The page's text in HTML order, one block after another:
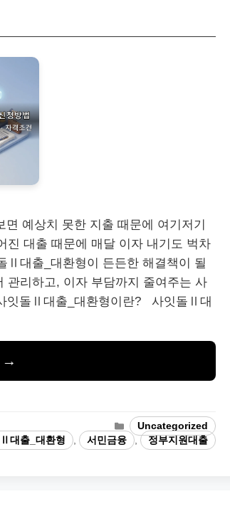
예상치 못한 지출 때문에 여기저기
진 대출 때문에 매달 이자 내기도 벅차
Ⅱ대출_대환형이 든든한 해결책이 될
관리하고, 이자 부담까지 줄여주는 사
잇돌Ⅱ대출_대환형이란? 사잇돌Ⅱ대
Categories
Uncategorized
대출_대환형 , 서민금융 , 정부지원대출